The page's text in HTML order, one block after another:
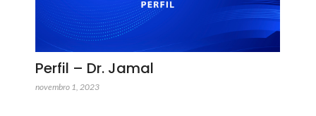
Perfil – Dr. Jamal
novembro 1, 2023